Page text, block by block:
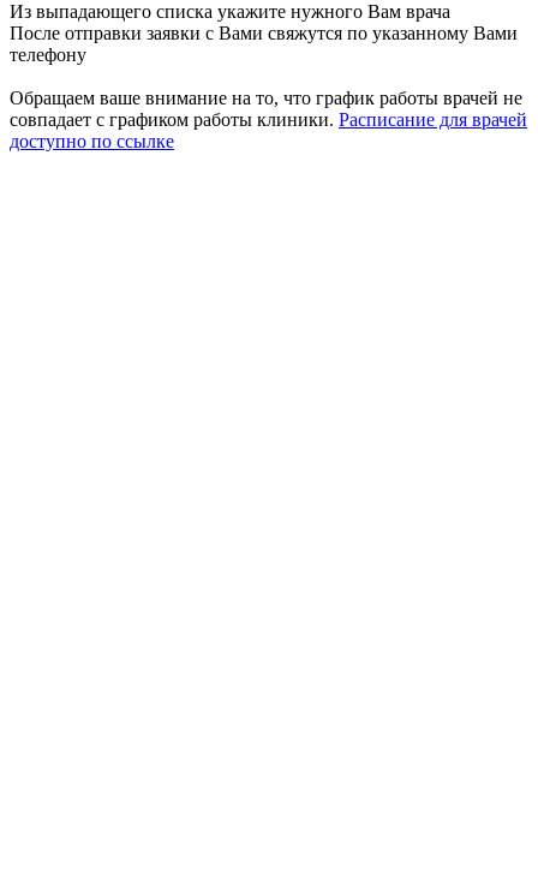
Из выпадающего списка укажите нужного Вам врача
После отправки заявки с Вами свяжутся по указанному Вами
телефону
Обращаем ваше внимание на то, что график работы врачей не
совпадает с графиком работы клиники. Расписание для врачей
доступно по ссылке